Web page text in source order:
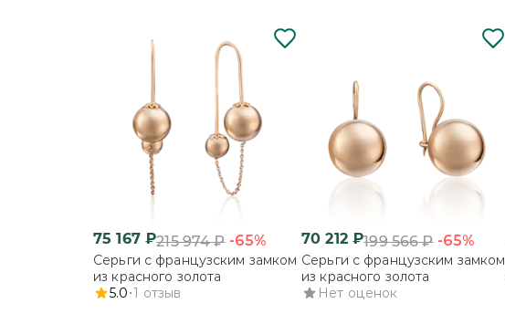
75 167₽215 974₽ -65%
Серьги с французским замком
из красного золота
5.0 1 отзыв
70 212₽199 566₽ -65%
Серьги с французским замком
из красного золота
Нет оценок